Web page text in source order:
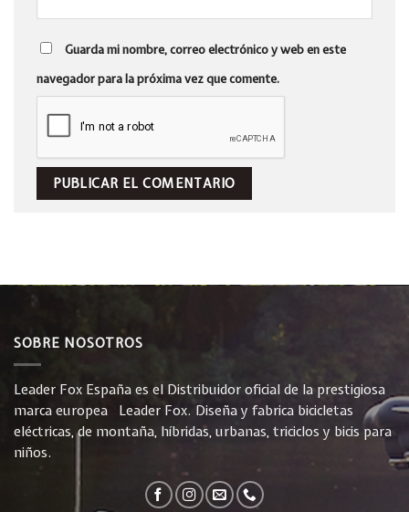
Guarda mi nombre, correo electrónico y web en este
navegador para la próxima vez que comente.
SOBRE NOSOTROS
Leader Fox España es el Distribuidor oficial de la prestigiosa
marca europea Leader Fox. Diseña y fabrica bicicletas
eléctricas, de montaña, híbridas, urbanas, triciclos y bicis para
niños.